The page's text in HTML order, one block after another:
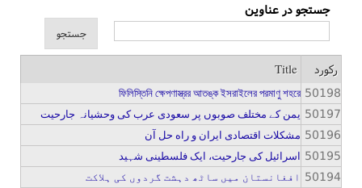
جستجو در عناوین
رکورد
Title
50198
ফিলিস্তিনি ক্ষেপণাস্ত্রর আতঙ্ক ইসরাইলের পরমাণু শহরে
50197 یمن کے مختلف صوبوں پر سعودی عرب کی وحشیانہ جارحیت
50196 مشکلات اقتصادی ایران و راه حل آن
50195 اسرائیل کی جارحیت، ایک فلسطینی شہید
50194 افغانستان میں ساٹھ دہشت گردوں کی ہلاکت